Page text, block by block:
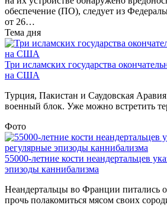
обеспечение (ПО), следует из
от 26…
Тема дня
Три исламских государства
на США
Турция, Пакистан и Саудовская
военный блок. Уже можно встретить
Фото
55000-летние кости неандертальцев
эпизоды каннибализма
Неандертальцы во Франции питались
прочь полакомиться мясом своих